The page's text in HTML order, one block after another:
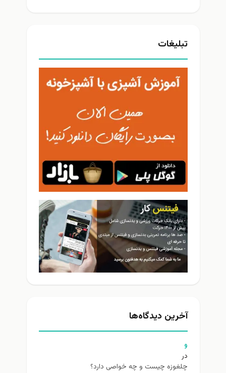
تبلیغات
آخرین دیدگاه‌ها
و
در
چلغوزه چیست و چه خواصی دارد؟